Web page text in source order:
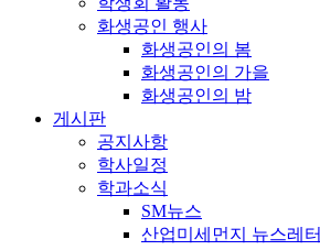
화생공인 행사
화생공인의 봄
화생공인의 가을
화생공인의 밤
게시판
공지사항
학사일정
학과소식
SM뉴스
산업미세먼지 뉴스레터